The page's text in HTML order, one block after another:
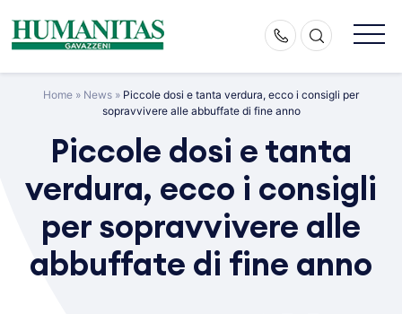
content
Home » News » Piccole dosi e tanta verdura, ecco i consigli per
sopravvivere alle abbuffate di fine anno
Piccole dosi e tanta
verdura, ecco i consigli
per sopravvivere alle
abbuffate di fine anno